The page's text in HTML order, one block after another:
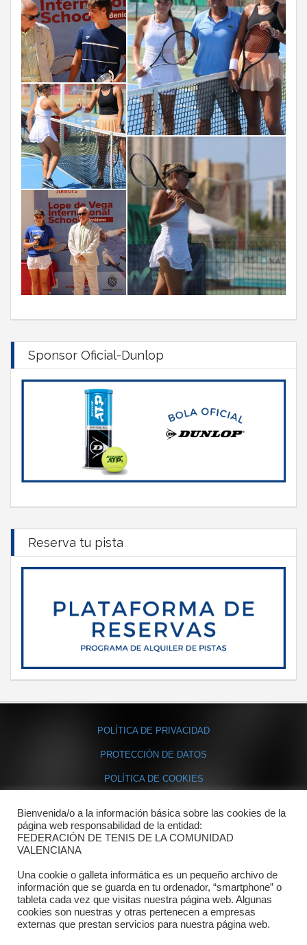
Sponsor Oficial-Dunlop
Reserva tu pista
POLÍTICA DE PRIVACIDAD
PROTECCIÓN DE DATOS
POLÍTICA DE COOKIES
Contacto
Dónde estamos
Directorio departamentos
Horario
Formulario de contacto
Bienvenida/o a la información básica sobre las cookies de la
página web responsabilidad de la entidad:
FEDERACIÓN DE TENIS DE LA COMUNIDAD
VALENCIANA
Una cookie o galleta informática es un pequeño archivo de
información que se guarda en tu ordenador, “smartphone” o
tableta cada vez que visitas nuestra página web. Algunas
cookies son nuestras y otras pertenecen a empresas
externas que prestan servicios para nuestra página web.